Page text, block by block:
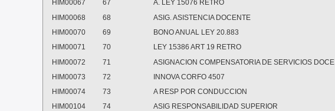
HIM00067
67
A. LEY 15076 RETRO
HIM00068
68
ASIG. ASISTENCIA DOCENTE
HIM00070
69
BONO ANUAL LEY 20.883
HIM00071
70
LEY 15386 ART 19 RETRO
HIM00072
71
ASIGNACION COMPENSATORIA DE SERVICIOS
HIM00073
72
INNOVA CORFO 4507
HIM00074
73
A RESP POR CONDUCCION
HIM00104
74
ASIG RESPONSABILIDAD SUPERIOR